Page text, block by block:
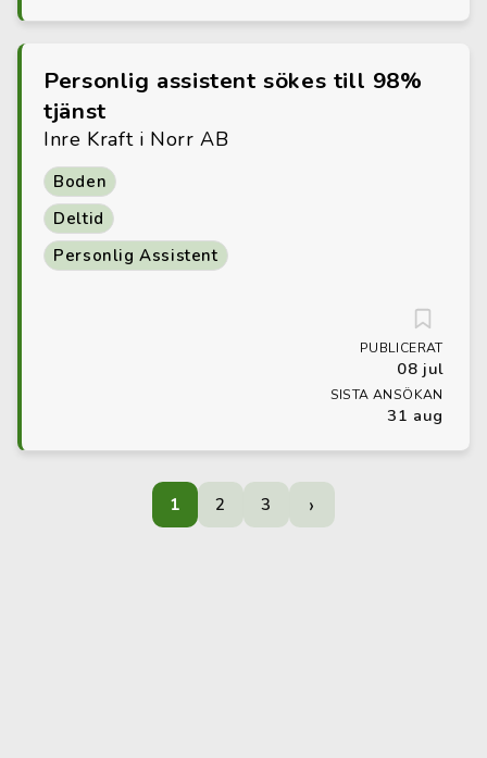
Personlig assistent sökes till 98%
tjänst
Inre Kraft i Norr AB
Boden
Deltid
Personlig Assistent
PUBLICERAT
08 jul
SISTA ANSÖKAN
31 aug
1 2 3 ›